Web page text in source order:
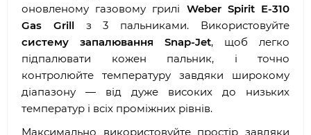
оновленому газовому грилі Weber Spirit E-310
Gas Grillз 3 пальниками. Використовуйте
систему запалювання Snap-Jet, щоб легко
підпалювати кожен пальник, і точно
контролюйте температуру завдяки широкому
діапазону — від дуже високих до низьких
температур і всіх проміжних рівнів.
Максимально використовуйте простір завдяки